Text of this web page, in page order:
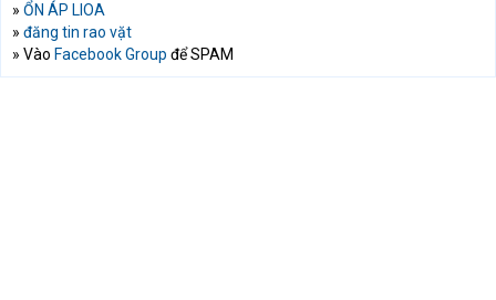
» ỔN ÁP LIOA
» đăng tin rao vặt
» Vào Facebook Group để SPAM